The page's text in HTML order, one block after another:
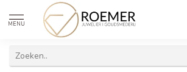
MENU